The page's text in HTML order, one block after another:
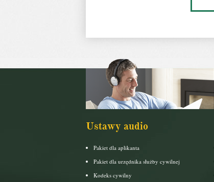
Ustawy audio
Pakiet dla aplikanta
Pakiet dla urzędnika służby cywilnej
Kodeks cywilny